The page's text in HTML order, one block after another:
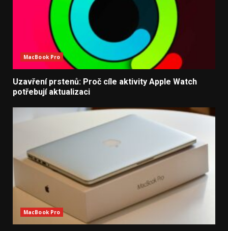
MacBook Pro
Uzavření prstenů: Proč cíle aktivity Apple Watch
potřebují aktualizaci
MacBook Pro